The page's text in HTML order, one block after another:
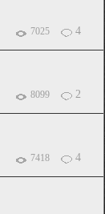
7025 4
8099 2
7418 4